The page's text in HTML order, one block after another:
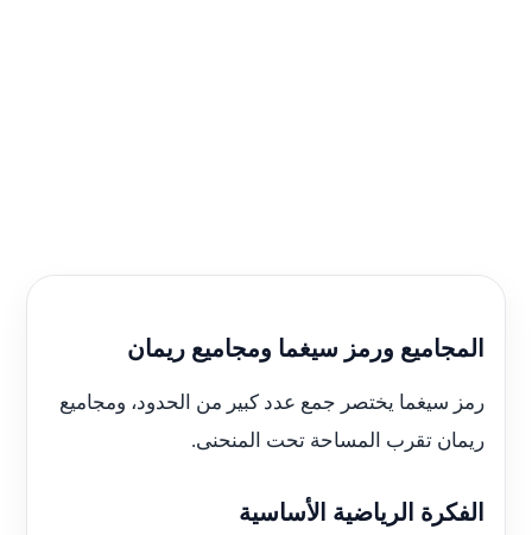
المجاميع ورمز سيغما ومجاميع ريمان
رمز سيغما يختصر جمع عدد كبير من الحدود، ومجاميع
ريمان تقرب المساحة تحت المنحنى.
الفكرة الرياضية الأساسية